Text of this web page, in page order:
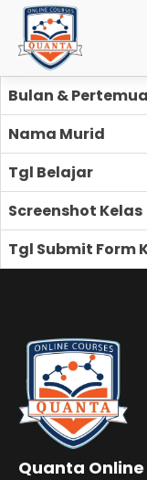
Bulan &
Nama Murid
Tgl Belajar
Screenshot Kelas
Tgl Submit Form
Quanta